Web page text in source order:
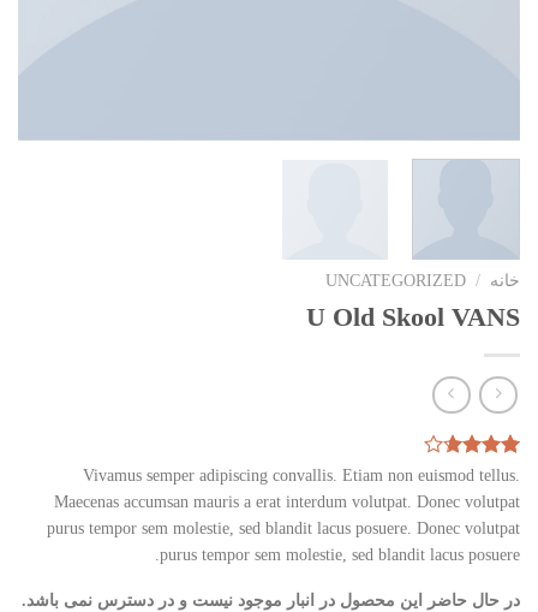
خانه /
UNCATEGORIZED
U Old Skool VANS
امتیازدهی
از
5 در
3
امتیازدهی
مشتری
Vivamus semper adipiscing convallis. Etiam non euismod tellus.
Maecenas accumsan mauris a erat interdum volutpat. Donec volutpat
purus tempor sem molestie, sed blandit lacus posuere. Donec volutpat
purus tempor sem molestie, sed blandit lacus posuere.
در حال حاضر این محصول در انبار موجود نیست و در دسترس نمی باشد.